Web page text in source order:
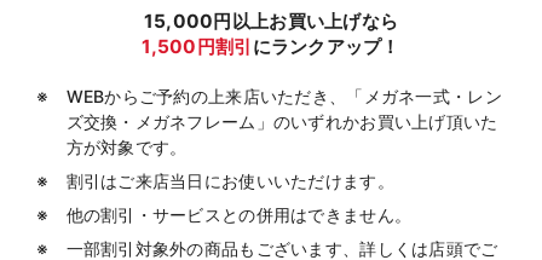
15,000円以上お買い上げなら
1,500円割引 にランクアップ！
WEBからご予約の上来店いただき、「メガネ一式・レン
ズ交換・メガネフレーム」のいずれかお買い上げ頂いた
方が対象です。
割引はご来店当日にお使いいただけます。
他の割引・サービスとの併用はできません。
一部割引対象外の商品もございます、詳しくは店頭でご